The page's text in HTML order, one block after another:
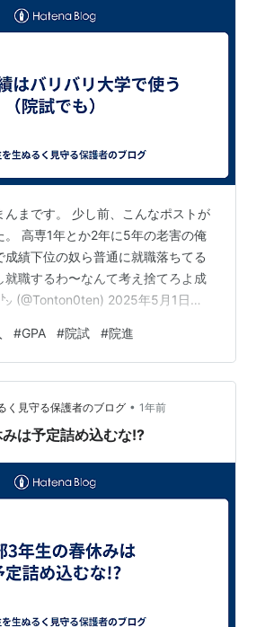
んまです。 少し前、こんなポストが
。 高専1年とか2年に5年の老害の俺
成績下位の奴ら普通に就職落ちてる
就職するわ〜なんて考え捨てろよ成
(@Tonton0ten) 2025年5月1日
たことない就職進学、どの道に進む
ること多すぎるあと俺知らんけど4、
て院試で推薦の時とかも使うんかも
るんかしらん） — ㌧㌧
#GPA #院試 #院進
く見守る保護者のブログ • 1年前
は予定詰め込むな!?